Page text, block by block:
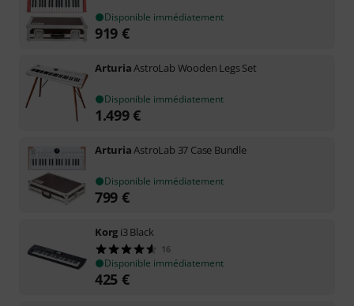
Disponible immédiatement
919 €
ArturiaAstroLab Wooden Legs Set
Disponible immédiatement
1.499€
ArturiaAstroLab 37 Case Bundle
Disponible immédiatement
799 €
Korg i3 Black
16
Disponible immédiatement
425 €